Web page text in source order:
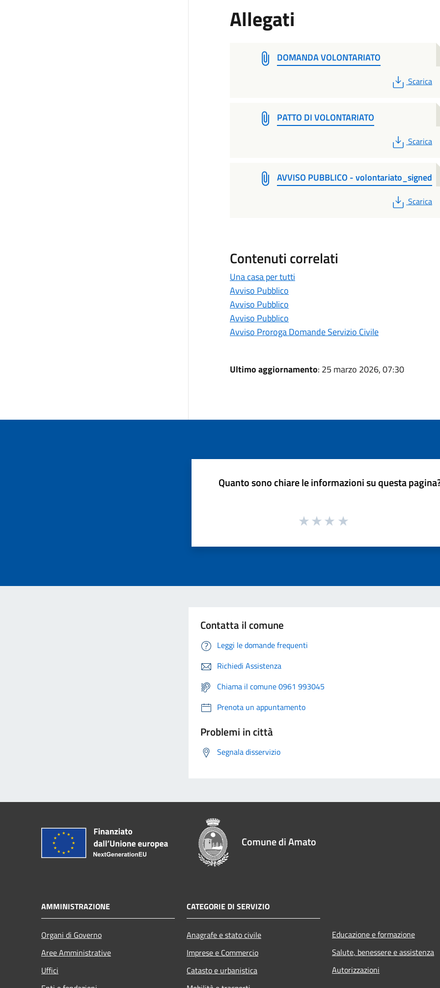
Allegati
DOMANDA VOLONTARIATO
PDF
Scarica
PATTO DI VOLONTARIATO
PDF
Scarica
AVVISO PUBBLICO - volontariato_signed
PDF
Scarica
Contenuti correlati
Una casa per tutti
Avviso Pubblico
Avviso Pubblico
Avviso Pubblico
Avviso Proroga Domande Servizio Civile
Ultimo aggiornamento: 25 marzo 2026, 07:30
Quanto sono chiare le informazioni su questa
Contatta il comune
Leggi le domande frequenti
Richiedi Assistenza
Chiama il comune 0961 993045
Prenota un appuntamento
Problemi in città
Segnala disservizio
Comune di Amato
AMMINISTRAZIONE
Organi di Governo
Aree Amministrative
Uffici
CATEGORIE DI SERVIZIO
Anagrafe e stato civile
Imprese e Commercio
Catasto e urbanistica
Educazione e formazione
Salute, benessere e assistenza
Autorizzazioni